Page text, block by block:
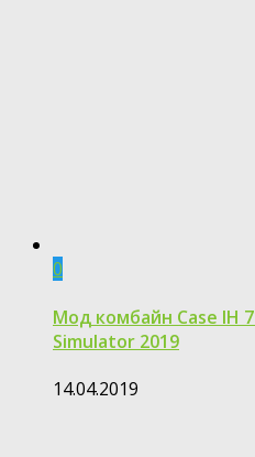
0
Moд комбайн Case IH
Simulator 2019
14.04.2019